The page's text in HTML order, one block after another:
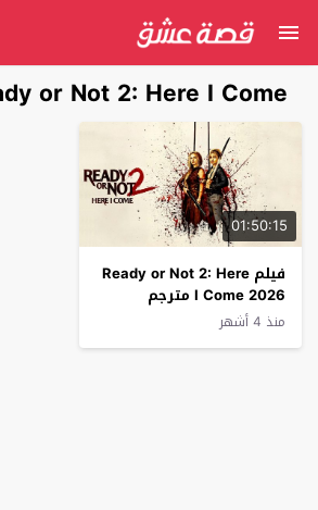
or Not 2: Here I Come
01:50:15
فيلم Ready or Not 2: Here
I Come 2026 مترجم
منذ 4 أشهر